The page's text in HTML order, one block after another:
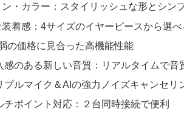
ン・カラー：スタイリッシュな形とシン
着感：4サイズのイヤーピースから選
の価格に見合った高機能性能
感のある新しい音質：リアルタイムで音
プルマイク＆AIの強力ノイズキャンセリ
チポイント対応：２台同時接続で便利